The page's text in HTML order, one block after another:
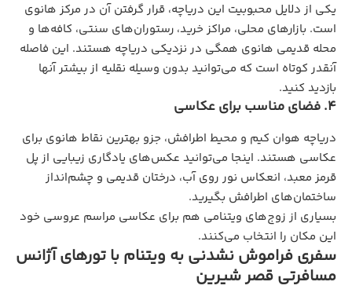
یکی از دلایل محبوبیت این دریاچه، قرار گرفتن آن در مرکز هانوی
است. بازارهای محلی، مراکز خرید، رستوران‌های سنتی، کافه‌ها و
محله قدیمی هانوی همگی در نزدیکی دریاچه هستند. این فاصله
آنقدر کوتاه است که می‌توانید بدون وسیله نقلیه از بیشتر آنها
بازدید کنید.
4. فضای مناسب برای عکاسی
دریاچه هوان کیم و محیط اطرافش، جزو بهترین نقاط هانوی برای
عکاسی هستند. اینجا می‌توانید عکس‌های یادگاری زیبایی از پل
قرمز معبد، انعکاس نور روی آب، درختان قدیمی و چشم‌انداز
ساختمان‌های اطرافش بگیرید.
بسیاری از زوج‌های ویتنامی هم برای عکاسی مراسم عروسی خود
این مکان را انتخاب می‌کنند.
سفری فراموش نشدنی به ویتنام با تورهای آژانس
مسافرتی قصر شیرین